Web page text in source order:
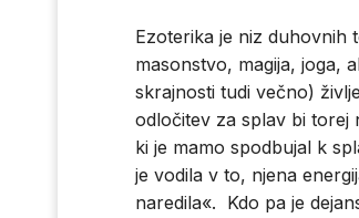
Ezoterika je niz duhovnih
masonstvo, magija, joga,
skrajnosti tudi večno)
odločitev za splav bi torej
ki je mamo spodbujal k
je vodila v to, njena
naredila«. Kdo pa je